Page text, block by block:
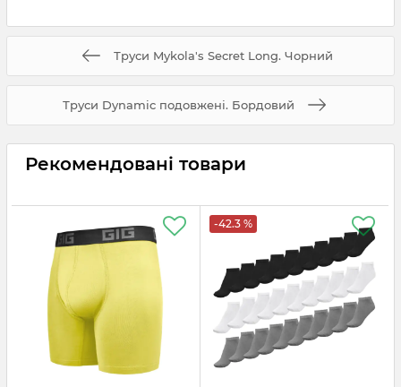
Труси Mykola's Secret Long. Чорний
Труси Dynamic подовжені. Бордовий
Рекомендовані товари
-42.3 %